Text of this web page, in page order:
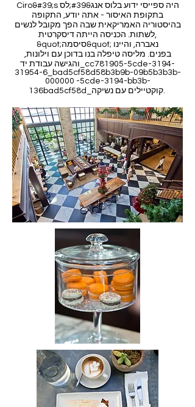
Ciro&#39;s היה ספייסי ידוע בלוס אנג&#39;לס
בתקופת האיסור - אתה יודע, התקופה
בהיסטוריה האמריקאית שבה הפך מקובל לנשים
לשתות. הכניסה הייתה דיסקרטית,
&quot;סיסמה&quot; נאברה, והיינו
בפנים. מליסה טיפלה בנו בדוכן עם וילונות,
והגישה עבודת יד_cc781905-5cde-3194-
31954-6_bad5cf58d58b3b9b-09b5b3b3b-
000000 -5cde-3194-bb3b-
136bad5cf58d_קוקטיילים עם נשיקה.